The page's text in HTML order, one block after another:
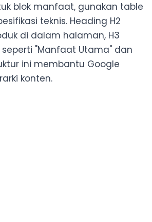
blok manfaat, gunakan table
teknis. Heading H2
di dalam halaman, H3
"Manfaat Utama" dan
ini membantu Google
konten.